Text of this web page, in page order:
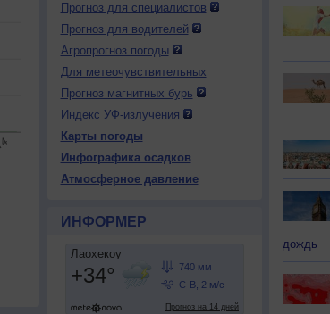
Прогноз для специалистов
Прогноз для водителей
Агропрогноз погоды
Для метеочувствительных
Прогноз магнитных бурь
Индекс УФ-излучения
Карты погоды
Инфографика осадков
Атмосферное давление
ИНФОРМЕР
дождь